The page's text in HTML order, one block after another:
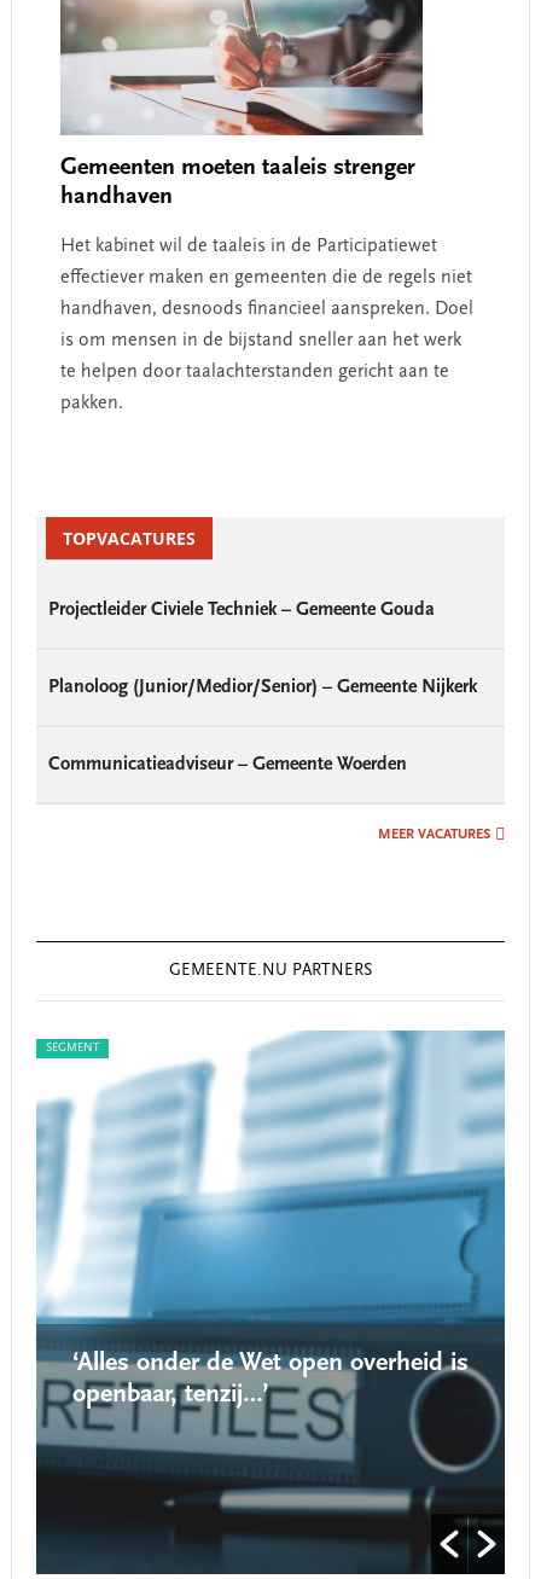
Gemeenten moeten taaleis strenger
handhaven
Het kabinet wil de taaleis in de Participatiewet
effectiever maken en gemeenten die de regels niet
handhaven, desnoods financieel aanspreken. Doel
is om mensen in de bijstand sneller aan het werk
te helpen door taalachterstanden gericht aan te
pakken.
SidebarTOPVACATURES
Projectleider Civiele Techniek – Gemeente Gouda
Planoloog (Junior/Medior/Senior) – Gemeente Nijkerk
Communicatieadviseur – Gemeente Woerden
MEER VACATURES
GEMEENTE.NU PARTNERS
SEGMENT
‘Alles onder de Wet open overheid is
openbaar, tenzij…’